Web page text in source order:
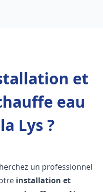
et
eau
Lys ?
un professionnel
installation et